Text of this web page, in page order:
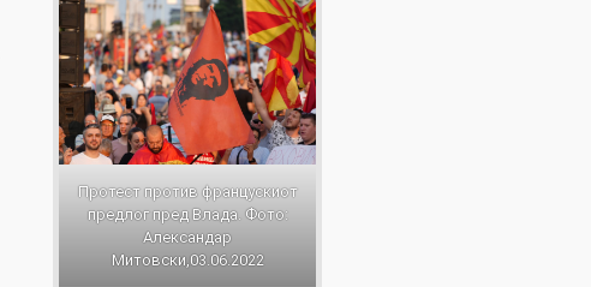
Протест против францускиот
предлог пред Влада. Фото:
Александар
Митовски,03.06.2022